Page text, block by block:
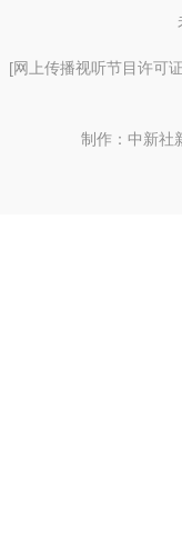
[网上传播视听节目许可
制作：中新